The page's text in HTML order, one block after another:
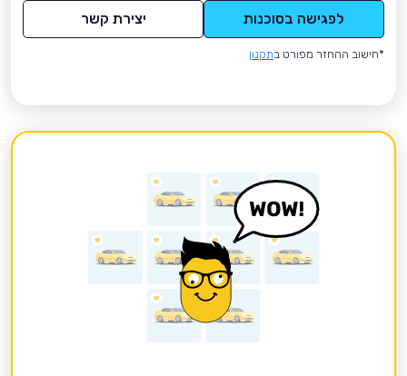
לפגישה בסוכנות יצירת קשר
*חישוב ההחזר מפורט בתקנון